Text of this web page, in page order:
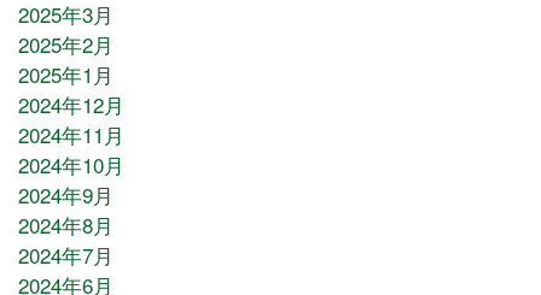
2025年3月
2025年2月
2025年1月
2024年12月
2024年11月
2024年10月
2024年9月
2024年8月
2024年7月
2024年6月